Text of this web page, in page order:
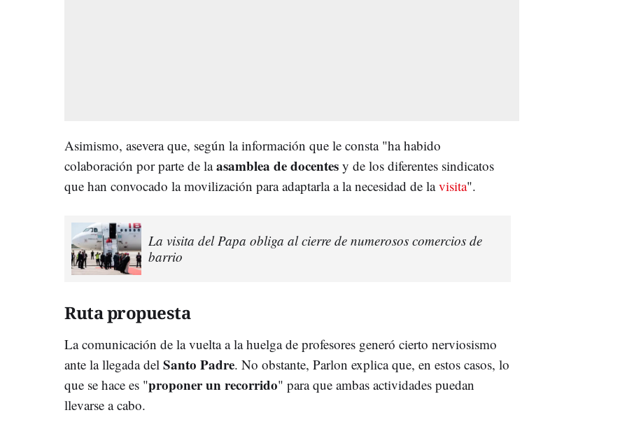
Asimismo, asevera que, según la información que le consta "ha habido
colaboración por parte de laasamblea de docentes y de los diferentes sindicatos
que han convocado la movilización para adaptarla a la necesidad de lavisita".
La visita del Papa obliga al cierre de numerosos comercios de
barrio
Ruta propuesta
La comunicación de la vuelta a la huelga de profesores generó cierto nerviosismo
ante la llegada del Santo Padre. No obstante, Parlon explica que, en estos casos, lo
que se hace es "proponer un recorrido" para que ambas actividades puedan
llevarse a cabo.